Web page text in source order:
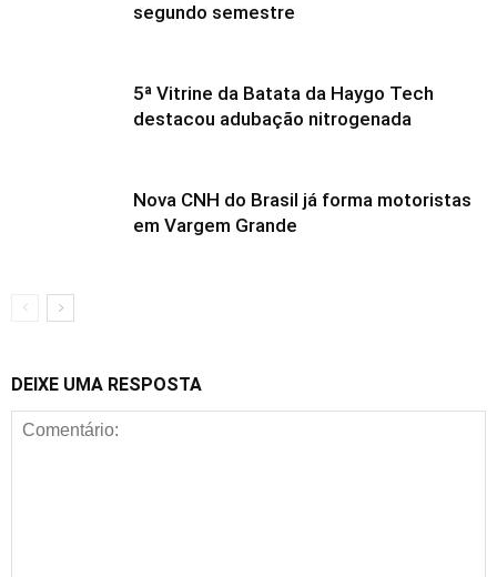
segundo semestre
5ª Vitrine da Batata da Haygo Tech
destacou adubação nitrogenada
Nova CNH do Brasil já forma motoristas
em Vargem Grande
DEIXE UMA RESPOSTA